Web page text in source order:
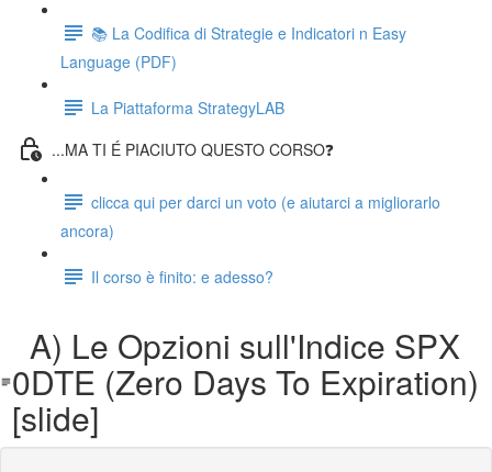
📚 La Codifica di Strategie e Indicatori n Easy
Language (PDF)
La Piattaforma StrategyLAB
...MA TI É PIACIUTO QUESTO CORSO❓
clicca qui per darci un voto (e aiutarci a migliorarlo
ancora)
Il corso è finito: e adesso?
A) Le Opzioni sull'Indice SPX
0DTE (Zero Days To Expiration)
[slide]